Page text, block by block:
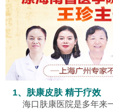
1、肤康皮肤 精于疗效
海口肤康医院是多年来